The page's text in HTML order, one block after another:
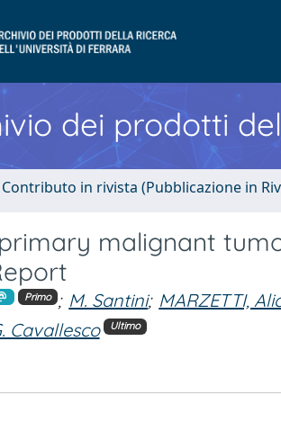
dei prodotti
in rivista (Pubblicazione in
malignant
Primo ; M. Santini; MARZETTI,
Cavallesco Ultimo